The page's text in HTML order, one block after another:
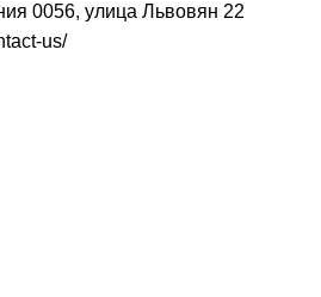
0056, улица Львовян 22
us/